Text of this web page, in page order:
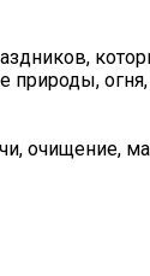
природы,
очищение,